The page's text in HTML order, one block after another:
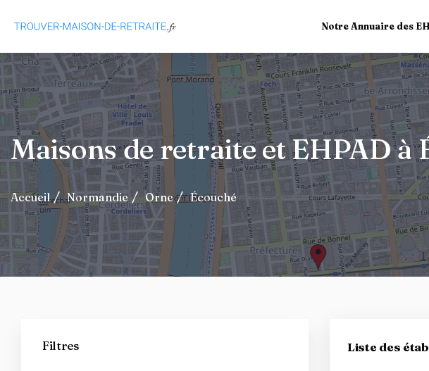
Notre Annuaire des
Maisons de retraite et EHPAD à
Accueil Normandie Orne Écouché
Liste des
Filtres